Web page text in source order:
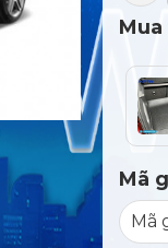
Mã